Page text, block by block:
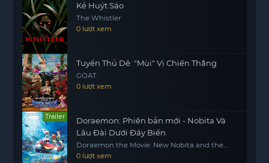
Kẻ Huýt Sáo
The Whistler
0 lượt xem
Tuyển Thủ Dê: "Mùi" Vị Chiến Thắng
GOAT
0 lượt xem
Trailer
Doraemon: Phiên bản mới - Nobita Và
Lâu Đài Dưới Đáy Biển
Doraemon the Movie: New Nobita and the
Castle of the Undersea Devil
0 lượt xem